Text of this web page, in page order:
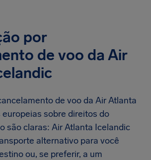
por
de voo da Air
de voo da Air Atlanta
europeias sobre direitos do
são claras: Air Atlanta Icelandic
alternativo para você
ou, se preferir, a um